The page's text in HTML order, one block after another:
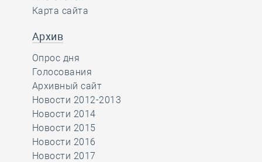
Карта сайта
Архив
Опрос дня
Голосования
Архивный сайт
Новости 2012-2013
Новости 2014
Новости 2015
Новости 2016
Новости 2017